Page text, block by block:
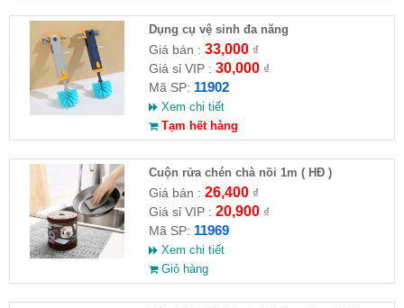
Dụng cụ vệ sinh đa năng
Giá bán : 33,000₫
Giá sỉ VIP : 30,000₫
Mã SP: 11902
Xem chi tiết
Tạm hết hàng
Cuộn rửa chén chà nồi 1m ( HĐ )
Giá bán : 26,400₫
Giá sỉ VIP : 20,900₫
Mã SP: 11969
Xem chi tiết
Giỏ hàng